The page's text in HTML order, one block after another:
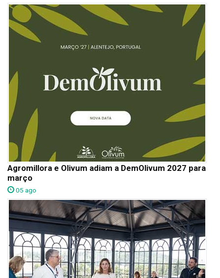
Agromillora e Olivum adiam a DemOlivum 2027 para
março
05 ago